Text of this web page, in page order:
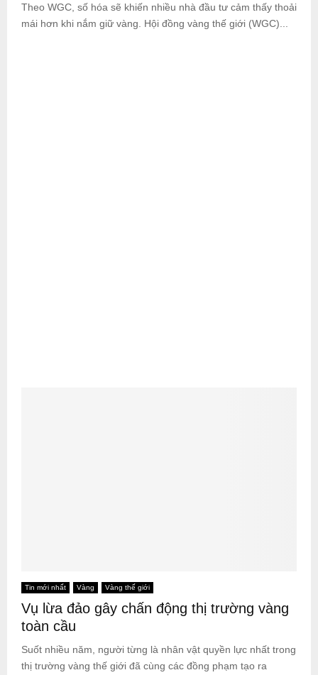
Theo WGC, số hóa sẽ khiến nhiều nhà đầu tư cảm thấy thoải
mái hơn khi nắm giữ vàng. Hội đồng vàng thế giới (WGC)...
Tin mới nhất Vàng Vàng thế giới
Vụ lừa đảo gây chấn động thị trường vàng
toàn cầu
Suốt nhiều năm, người từng là nhân vật quyền lực nhất trong
thị trường vàng thế giới đã cùng các đồng phạm tạo ra